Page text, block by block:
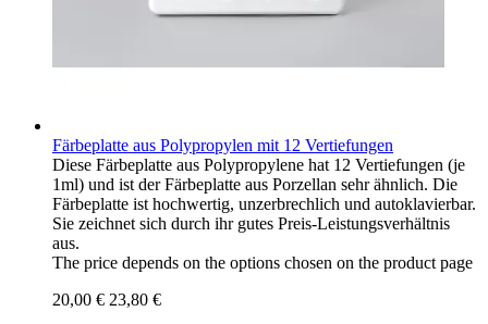
Färbeplatte aus Polypropylen mit 12 Vertiefungen
Diese Färbeplatte aus Polypropylene hat 12 Vertiefungen (je
1ml) und ist der Färbeplatte aus Porzellan sehr ähnlich. Die
Färbeplatte ist hochwertig, unzerbrechlich und autoklavierbar.
Sie zeichnet sich durch ihr gutes Preis-Leistungsverhältnis
aus.
The price depends on the options chosen on the product page
20,00 € 23,80 €